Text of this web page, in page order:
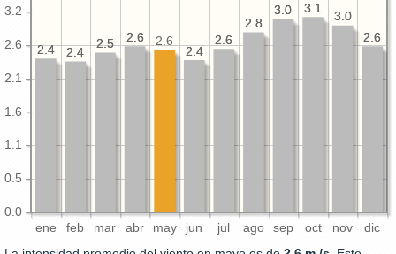
ene feb mar abr may jun jul ago sep oct nov dic
0.0
0.5
1.1
1.6
2.1
2.6
3.2
2.6
3.0
3.1
3.0
2.8
2.6
2.4
2.6
2.5
2.4
2.4
2.6
3.0
3.1
3.0
2.8
2.6
2.4
2.6
2.6
2.5
2.4
2.4